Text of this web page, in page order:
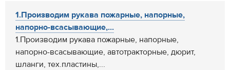
1.Производим рукава пожарные, напорные,
напорно-всасывающие,...
1.Производим рукава пожарные, напорные,
напорно-всасывающие, автотракторные, дюрит,
шланги, тех.пластины,...